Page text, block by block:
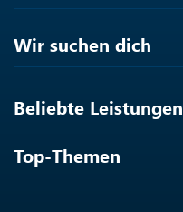
Wir suchen dich
Beliebte Leistungen
Top-Themen